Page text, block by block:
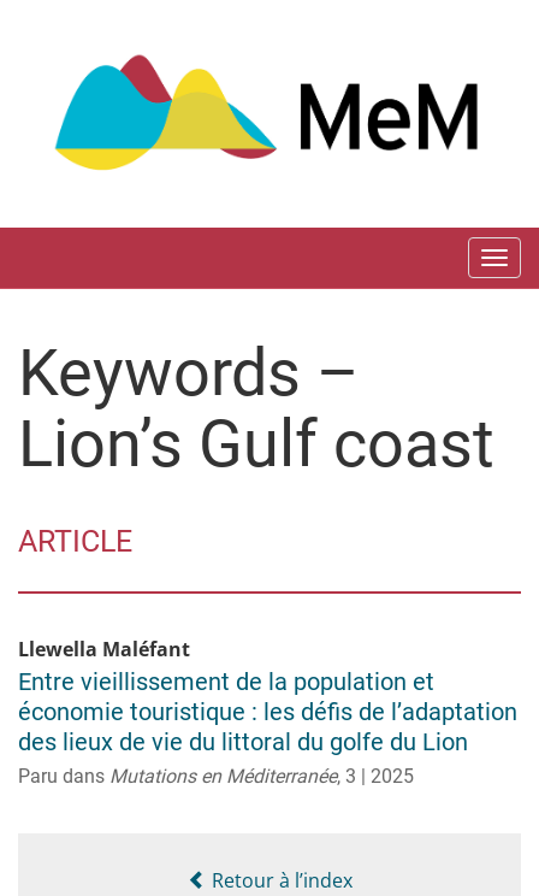
contenu
Keywords –
Lion’s Gulf coast
ARTICLE
Llewella Maléfant
Entre vieillissement de la population et
économie touristique : les défis de l’adaptation
des lieux de vie du littoral du golfe du Lion
Paru dans Mutations en Méditerranée, 3 | 2025
Retour à l’index